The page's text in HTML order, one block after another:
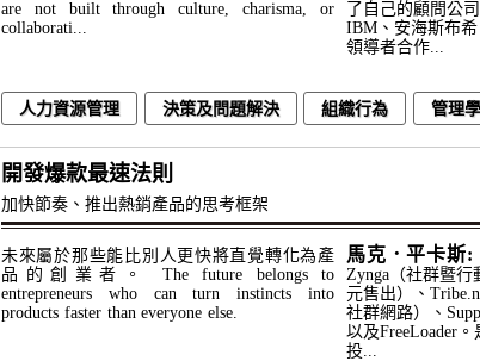
are not built through culture, charisma, or
collaborati...
了自己的顧問公
IBM、安海斯布
領導者合作...
人力資源管理 決策及問題解決 組織行為 管理學
職場文化
開發爆款最速法則
加快節奏、推出熱銷產品的思考框架
未來屬於那些能比別人更快將直覺轉化為產
品的創業者。 The future belongs to
entrepreneurs who can turn instincts into
products faster than everyone else.
⾺克．平卡斯:
Zynga（社群暨行
元售出）、
社群網路）、
以及FreeLoader。
投...